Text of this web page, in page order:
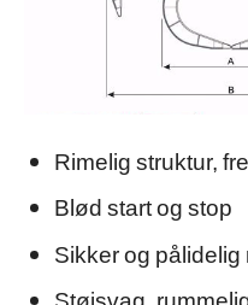
Rimelig struktur,
Blød start og stop
Sikker og pålidelig
Støjsvag,